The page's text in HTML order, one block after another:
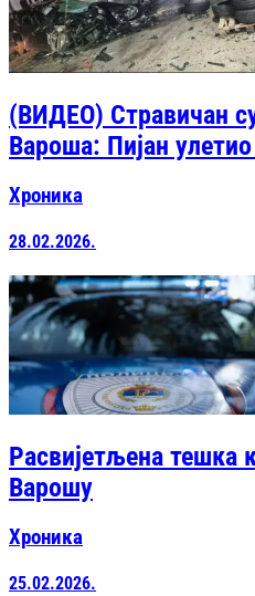
(ВИДЕО) Стравичан
Вароша: Пијан
Хроника
28.02.2026.
Расвијетљена тешка
Варошу
Хроника
25.02.2026.